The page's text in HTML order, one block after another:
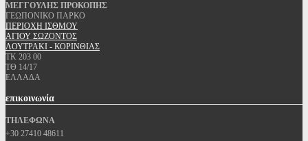
ΜΕΓΓΟΥΛΗΣ ΠΡΟΚΟΠΗΣ
ΓΕΩΠΟΝΙΚΟ ΠΑΡΚΟ
ΠΕΡΙΟΧΗ ΙΣΘΜΟΥ
ΑΓΙΟΥ ΣΩΖΟΝΤΟΣ
ΛΟΥΤΡΑΚΙ - ΚΟΡΙΝΘΙΑΣ
ΤΚ 203 00
ΤΘ 14/17
ΕΛΛΑΔΑ
επικοινωνία
ΤΗΛΕΦΩΝΑ
+30 27410 48611